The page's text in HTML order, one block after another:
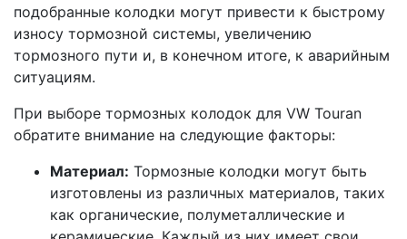
подобранные колодки могут привести к быстрому
износу тормозной системы, увеличению
тормозного пути и, в конечном итоге, к аварийным
ситуациям.
При выборе тормозных колодок для VW Touran
обратите внимание на следующие факторы:
Материал: Тормозные колодки могут быть
изготовлены из различных материалов, таких
как органические, полуметаллические и